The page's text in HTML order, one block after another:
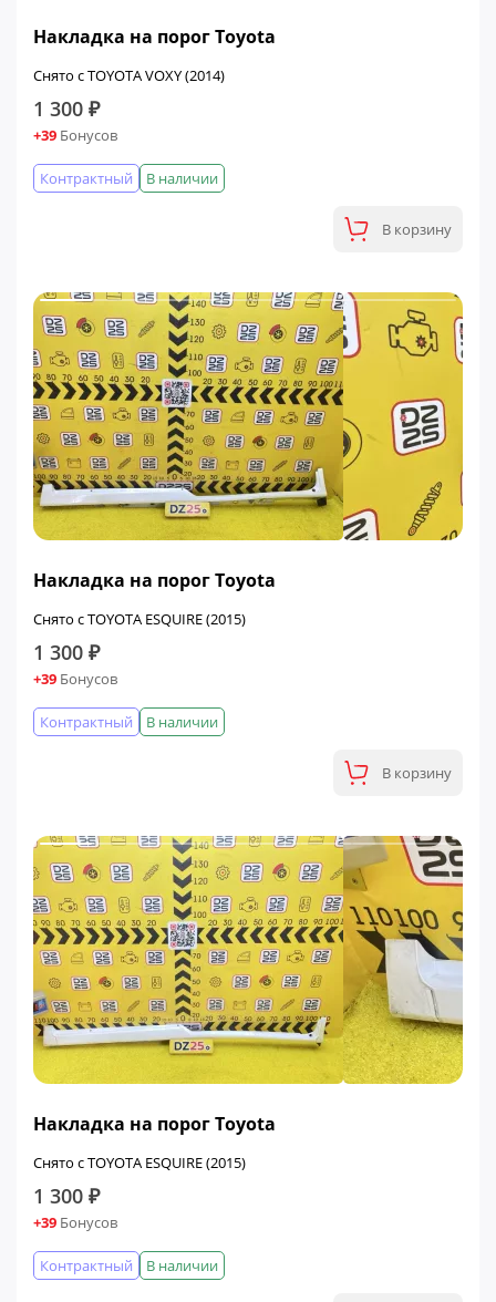
Накладка на порог Toyota
Снято с TOYOTA VOXY (2014)
1 300 ₽
+39 Бонусов
В наличии
Контрактный
В корзину
Накладка на порог Toyota
Снято с TOYOTA ESQUIRE (2015)
1 300 ₽
+39 Бонусов
В наличии
Контрактный
В корзину
Накладка на порог Toyota
Снято с TOYOTA ESQUIRE (2015)
1 300 ₽
+39 Бонусов
В наличии
Контрактный